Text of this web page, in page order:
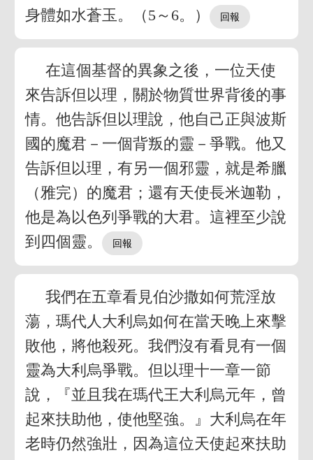
身體如水蒼玉。（5～6。）
在這個基督的異象之後，一位天使
來告訴但以理，關於物質世界背後的事
情。他告訴但以理說，他自己正與波斯
國的魔君－一個背叛的靈－爭戰。他又
告訴但以理，有另一個邪靈，就是希臘
（雅完）的魔君；還有天使長米迦勒，
他是為以色列爭戰的大君。這裡至少說
到四個靈。
我們在五章看見伯沙撒如何荒淫放
蕩，瑪代人大利烏如何在當天晚上來擊
敗他，將他殺死。我們沒有看見有一個
靈為大利烏爭戰。但以理十一章一節
說，『並且我在瑪代王大利烏元年，曾
起來扶助他，使他堅強。』大利烏在年
老時仍然強壯，因為這位天使起來扶助